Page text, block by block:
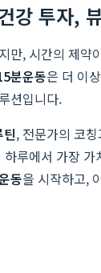
강 투자,
만, 시간의 제
분운동은 더 이
션입니다.
, 전문가의 코
루에서 가장 가
동을 시작하고,